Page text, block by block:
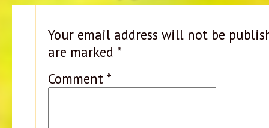
Your email address will not be
are marked *
Comment *